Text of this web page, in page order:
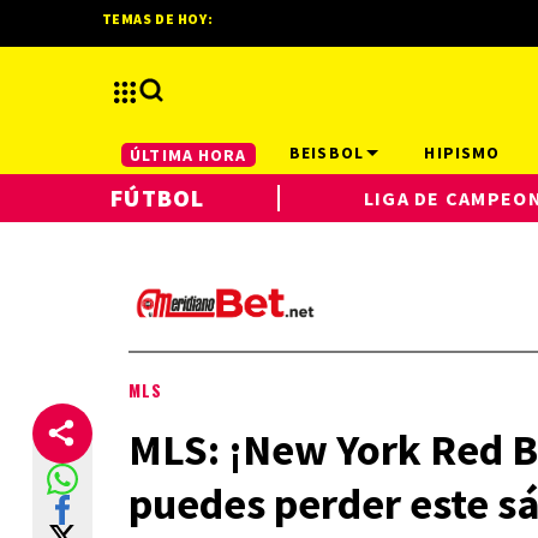
MLS
MLS: ¡New York
puedes perder este
TEMAS DE HOY:
ÚLTIMA HORA BEISBOL HIPISMO
FÚTBOL LIGA DE